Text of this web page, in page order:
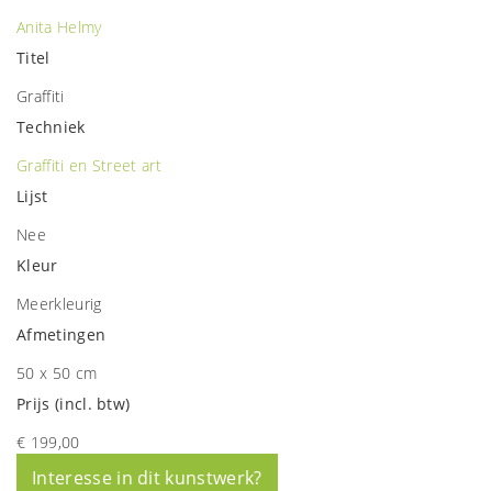
Anita Helmy
Titel
Graffiti
Techniek
Graffiti en Street art
Lijst
Nee
Kleur
Meerkleurig
Afmetingen
50 x 50 cm
Prijs (incl. btw)
€ 199,00
Interesse in dit kunstwerk?